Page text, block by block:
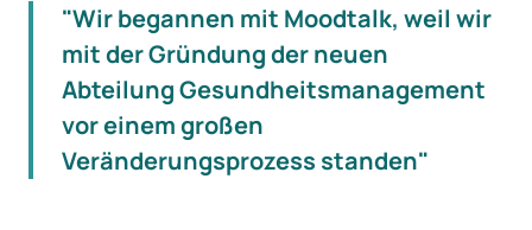
"Wir begannen mit Moodtalk, weil wir
mit der Gründung der neuen
Abteilung Gesundheitsmanagement
vor einem großen
Veränderungsprozess standen"